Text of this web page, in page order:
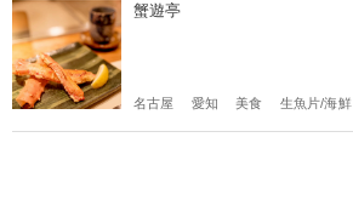
蟹遊亭
名古屋 愛知 美食 生魚片/海鮮